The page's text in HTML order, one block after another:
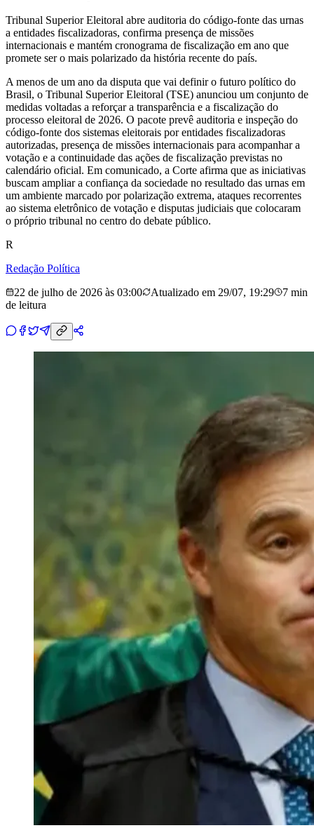
Tribunal Superior Eleitoral abre auditoria do código-fonte das urnas
a entidades fiscalizadoras, confirma presença de missões
internacionais e mantém cronograma de fiscalização em ano que
promete ser o mais polarizado da história recente do país.
A menos de um ano da disputa que vai definir o futuro político do
Brasil, o Tribunal Superior Eleitoral (TSE) anunciou um conjunto de
medidas voltadas a reforçar a transparência e a fiscalização do
processo eleitoral de 2026. O pacote prevê auditoria e inspeção do
código-fonte dos sistemas eleitorais por entidades fiscalizadoras
autorizadas, presença de missões internacionais para acompanhar a
votação e a continuidade das ações de fiscalização previstas no
calendário oficial. Em comunicado, a Corte afirma que as iniciativas
buscam ampliar a confiança da sociedade no resultado das urnas em
um ambiente marcado por polarização extrema, ataques recorrentes
ao sistema eletrônico de votação e disputas judiciais que colocaram
o próprio tribunal no centro do debate público.
R
Redação Política
22 de julho de 2026 às 03:00
Atualizado em 29/07, 19:29
7 min
de leitura